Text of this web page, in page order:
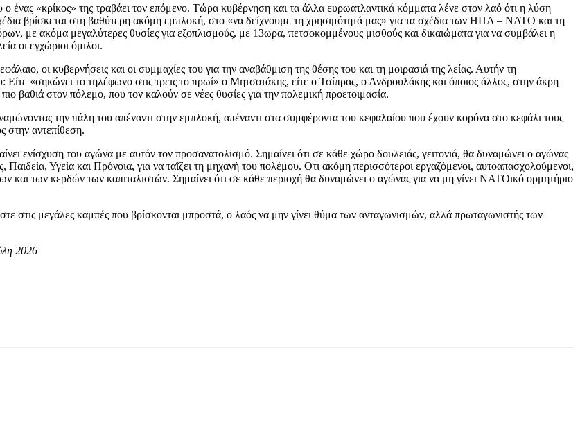
ένας «κρίκος» της τραβάει τον επόμενο. Τώρα κυβέρνηση και τα άλλα ευρωατλαντικά κόμματα λένε στον λαό ότι η λύση
βρίσκεται στη βαθύτερη ακόμη εμπλοκή, στο «να δείχνουμε τη χρησιμότητά μας» για τα σχέδια των ΗΠΑ – ΝΑΤΟ και τη
με ακόμα μεγαλύτερες θυσίες για εξοπλισμούς, με 13ωρα, πετσοκομμένους μισθούς και δικαιώματα για να συμβάλει η
οι εγχώριοι όμιλοι.
οι κυβερνήσεις και οι συμμαχίες του για την αναβάθμιση της θέσης του και τη μοιρασιά της λείας. Αυτήν τη
«σηκώνει το τηλέφωνο στις τρεις το πρωί» ο Μητσοτάκης, είτε ο Τσίπρας, ο Ανδρουλάκης και όποιος άλλος, στην άκρη
βαθιά στον πόλεμο, που τον καλούν σε νέες θυσίες για την πολεμική προετοιμασία.
την πάλη του απέναντι στην εμπλοκή, απέναντι στα συμφέροντα του κεφαλαίου που έχουν κορόνα στο κεφάλι τους
στην αντεπίθεση.
ενίσχυση του αγώνα με αυτόν τον προσανατολισμό. Σημαίνει ότι σε κάθε χώρο δουλειάς, γειτονιά, θα δυναμώνει ο αγώνας
Παιδεία, Υγεία και Πρόνοια, για να ταΐζει τη μηχανή του πολέμου. Οτι ακόμη περισσότεροι εργαζόμενοι, αυτοαπασχολούμενοι,
και των κερδών των καπιταλιστών. Σημαίνει ότι σε κάθε περιοχή θα δυναμώνει ο αγώνας για να μη γίνει ΝΑΤΟικό ορμητήριο
στις μεγάλες καμπές που βρίσκονται μπροστά, ο λαός να μην γίνει θύμα των ανταγωνισμών, αλλά πρωταγωνιστής των
2026